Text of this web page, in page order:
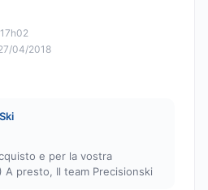
04/2018
e per la vostra
A presto, Il team Precisionski